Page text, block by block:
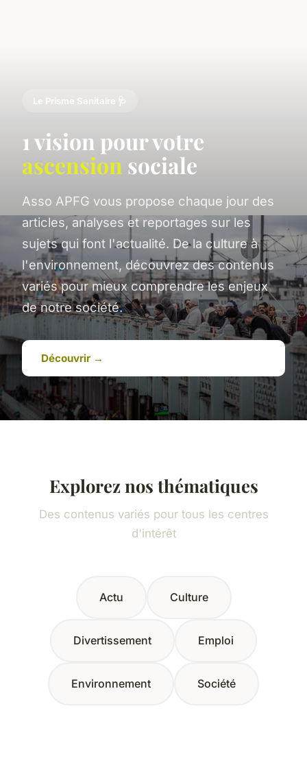
Le Prisme Sanitaire 🩺
1 vision pour votre
ascension sociale
Asso APFG vous propose chaque jour des
articles, analyses et reportages sur les
sujets qui font l'actualité. De la culture à
l'environnement, découvrez des contenus
variés pour mieux comprendre les enjeux
de notre société.
Découvrir →
Explorez nos thématiques
Des contenus variés pour tous les centres
d'intérêt
Actu Culture
Divertissement Emploi
Environnement Société